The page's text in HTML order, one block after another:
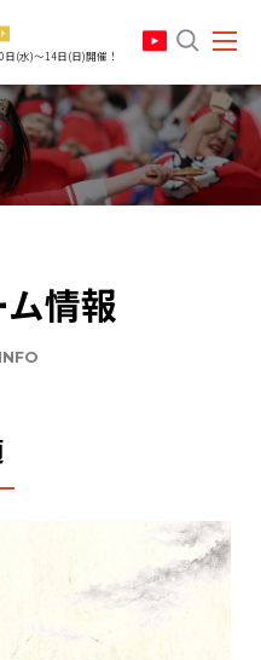
(水)～14日(日)開催！
search
情報